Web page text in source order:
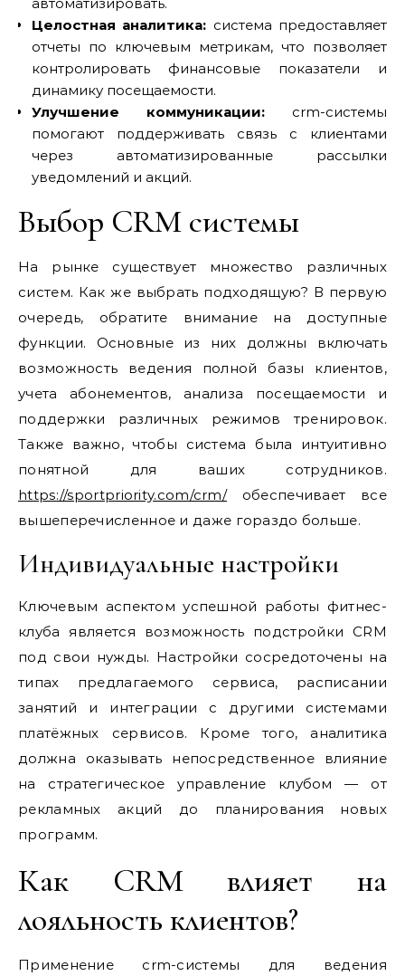
Целостная аналитика: система предоставляет
отчеты по ключевым метрикам, что позволяет
контролировать финансовые показатели и
динамику посещаемости.
Улучшение коммуникации: crm-системы
помогают поддерживать связь с клиентами
через автоматизированные рассылки
уведомлений и акций.
Выбор CRM системы
На рынке существует множество различных
систем. Как же выбрать подходящую? В первую
очередь, обратите внимание на доступные
функции. Основные из них должны включать
возможность ведения полной базы клиентов,
учета абонементов, анализа посещаемости и
поддержки различных режимов тренировок.
Также важно, чтобы система была интуитивно
понятной для ваших сотрудников.
https://sportpriority.com/crm/обеспечивает все
вышеперечисленное и даже гораздо больше.
Индивидуальные настройки
Ключевым аспектом успешной работы фитнес-
клуба является возможность подстройки CRM
под свои нужды. Настройки сосредоточены на
типах предлагаемого сервиса, расписании
занятий и интеграции с другими системами
платёжных сервисов. Кроме того, аналитика
должна оказывать непосредственное влияние
на стратегическое управление клубом — от
рекламных акций до планирования новых
программ.
Как CRM влияет на
лояльность клиентов?
Применение crm-системы для ведения